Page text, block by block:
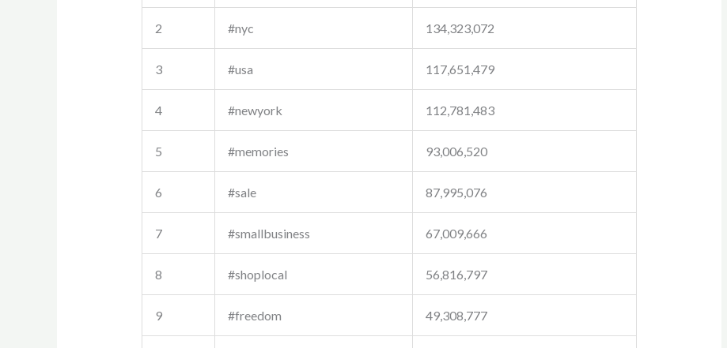
2 #nyc 134,323,072
3 #usa 117,651,479
4 #newyork 112,781,483
5 #memories 93,006,520
6 #sale 87,995,076
7 #smallbusiness 67,009,666
8 #shoplocal 56,816,797
9 #freedom 49,308,777